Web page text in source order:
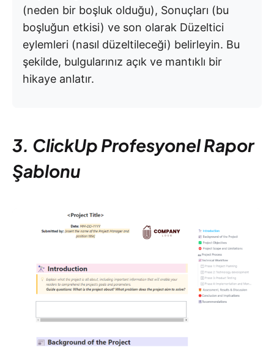
(neden bir boşluk olduğu), Sonuçları (bu
boşluğun etkisi) ve son olarak Düzeltici
eylemleri (nasıl düzeltileceği) belirleyin. Bu
şekilde, bulgularınız açık ve mantıklı bir
hikaye anlatır.
3. ClickUp Profesyonel Rapor
Şablonu